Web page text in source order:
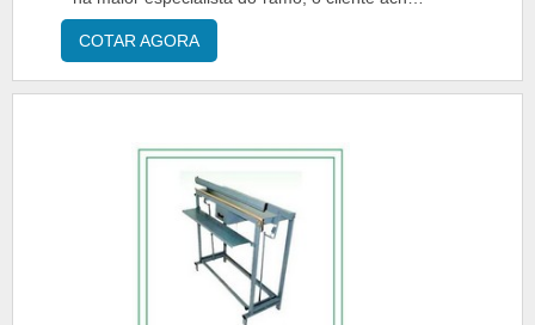
líder em bom atendimento e preço justo.MAIS
SOBRE SELADORA DE CAIXAS À
altamente qualificada, acha o site da Roll
Seladoras de Caixas. A empresa atua com
embaladora de caixas de papelão e fechadora
de caixas, visando sempre a qualidade final
para a fidelização do cliente.Não obstante,
quando falamos em seladora de caixas à
COTAR AGORA